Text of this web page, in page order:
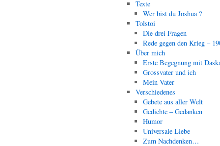
Texte
Wer bist du Joshua ?
Tolstoi
Die drei Fragen
Rede gegen den Krieg –
Über mich
Erste Begegnung mit
Grossvater und ich
Mein Vater
Verschiedenes
Gebete aus aller Welt
Gedichte – Gedanken
Humor
Universale Liebe
Zum Nachdenken…